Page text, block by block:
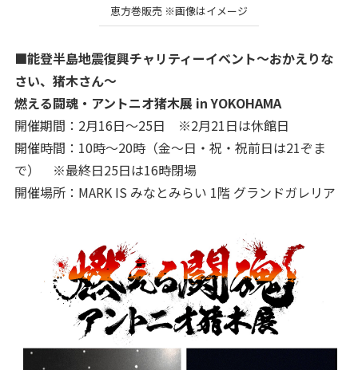
恵方巻販売 ※画像はイメージ
■能登半島地震復興チャリティーイベント～おかえりな
さい、猪木さん～
燃える闘魂・アントニオ猪木展 in YOKOHAMA
開催期間：2月16日～25日 ※2月21日は休館日
開催時間：10時～20時（金～日・祝・祝前日は21ぞま
で） ※最終日25日は16時閉場
開催場所：MARK IS みなとみらい 1階 グランドガレリア